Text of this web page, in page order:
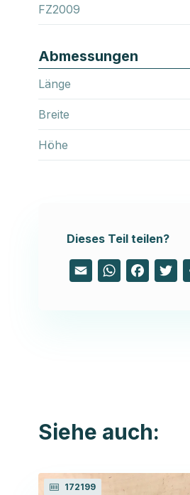
FZ2009
Abmessungen
Länge
Breite
Höhe
Dieses Teil teilen?
Email WhatsApp
Siehe auch:
172199